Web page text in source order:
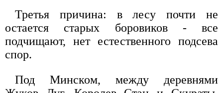
Третья причина: в лесу почти не
остается старых боровиков - все
подчищают, нет естественного подсева
спор.
Под Минском, между деревнями